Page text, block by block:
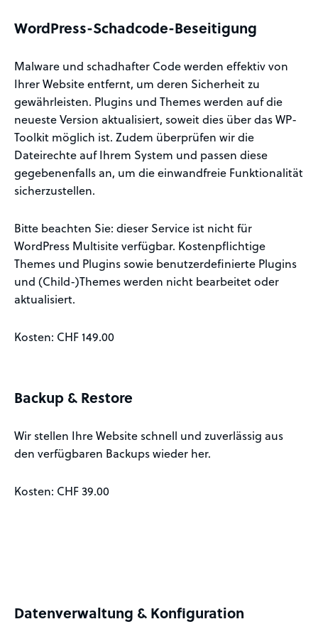
WordPress-Schadcode-Beseitigung
Malware und schadhafter Code werden effektiv von
Ihrer Website entfernt, um deren Sicherheit zu
gewährleisten. Plugins und Themes werden auf die
neueste Version aktualisiert, soweit dies über das WP-
Toolkit möglich ist. Zudem überprüfen wir die
Dateirechte auf Ihrem System und passen diese
gegebenenfalls an, um die einwandfreie Funktionalität
sicherzustellen.
Bitte beachten Sie: dieser Service ist nicht für
WordPress Multisite verfügbar. Kostenpflichtige
Themes und Plugins sowie benutzerdefinierte Plugins
und (Child-)Themes werden nicht bearbeitet oder
aktualisiert.
Kosten: CHF 149.00
Backup & Restore
Wir stellen Ihre Website schnell und zuverlässig aus
den verfügbaren Backups wieder her.
Kosten: CHF 39.00
Datenverwaltung & Konfiguration